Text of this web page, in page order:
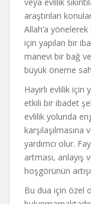
araştırılan
Allah’a
için yapılan bir
manevi bir bağ
büyük öneme
Hayırlı evlilik
etkili bir ibadet
evlilik yolunda
yardımcı olur.
artması, anlayış
hoşgörünün
Bu dua için özel